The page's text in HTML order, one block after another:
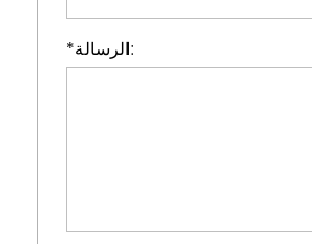
* الرسالة: